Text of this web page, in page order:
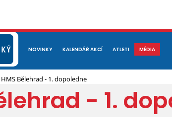
NOVINKY KALENDÁŘ AKCÍ ATLETI MÉDIA
O NÁS ČLENOVÉ DOKUMENTY REPREZENTACE
HMS Bělehrad - 1. dopoledne
- 1.